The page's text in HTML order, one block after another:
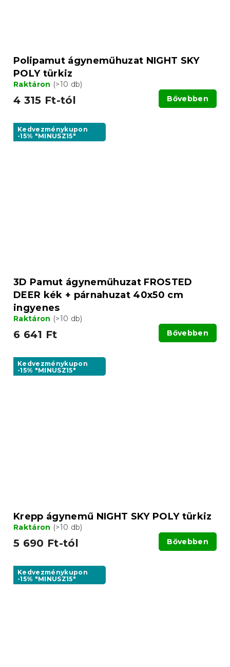
Polipamut ágyneműhuzat NIGHT SKY
POLY türkiz
Raktáron (>10 db)
4 315 Ft-tól Bővebben
Kedvezménykupon
-15% "MINUSZ15"
3D Pamut ágyneműhuzat FROSTED
DEER kék + párnahuzat 40x50 cm
ingyenes
Raktáron (>10 db)
6 641 Ft Bővebben
Kedvezménykupon
-15% "MINUSZ15"
Krepp ágynemű NIGHT SKY POLY türkiz
Raktáron (>10 db)
5 690 Ft-tól Bővebben
Kedvezménykupon
-15% "MINUSZ15"